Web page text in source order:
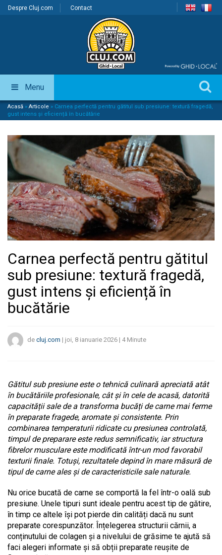
Despre Cluj.com Contact
Menu
Acasă » Articole » Carnea perfectă pentru gătitul sub presiune: textură fragedă,
gust intens și eficiență în bucătărie
Carnea perfectă pentru gătitul
sub presiune: textură fragedă,
gust intens și eficiență în
bucătărie
de cluj.com | joi, 8 ianuarie 2026 | 4 Minute
Gătitul sub presiune este o tehnică culinară apreciată atât
în bucătăriile profesionale, cât și în cele de acasă, datorită
capacității sale de a transforma bucăți de carne mai ferme
în preparate fragede, aromate și consistente. Prin
combinarea temperaturii ridicate cu presiunea controlată,
timpul de preparare este redus semnificativ, iar structura
fibrelor musculare este modificată într-un mod favorabil
texturii finale. Totuși, rezultatele depind în mare măsură de
tipul de carne ales și de caracteristicile sale naturale.
Nu orice bucată de carne se comportă la fel într-o oală sub
presiune. Unele tipuri sunt ideale pentru acest tip de gătire,
în timp ce altele își pot pierde din calități dacă nu sunt
preparate corespunzător. Înțelegerea structurii cărnii, a
conținutului de colagen și a nivelului de grăsime te ajută să
faci alegeri informate și să obții preparate reușite de